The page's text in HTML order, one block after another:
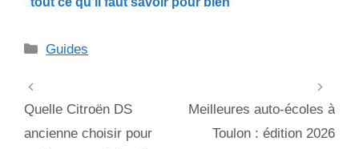
Catégories
Guides
Quelle Citroën DS
ancienne choisir pour
Meilleures auto-écoles à
Toulon : édition 2026